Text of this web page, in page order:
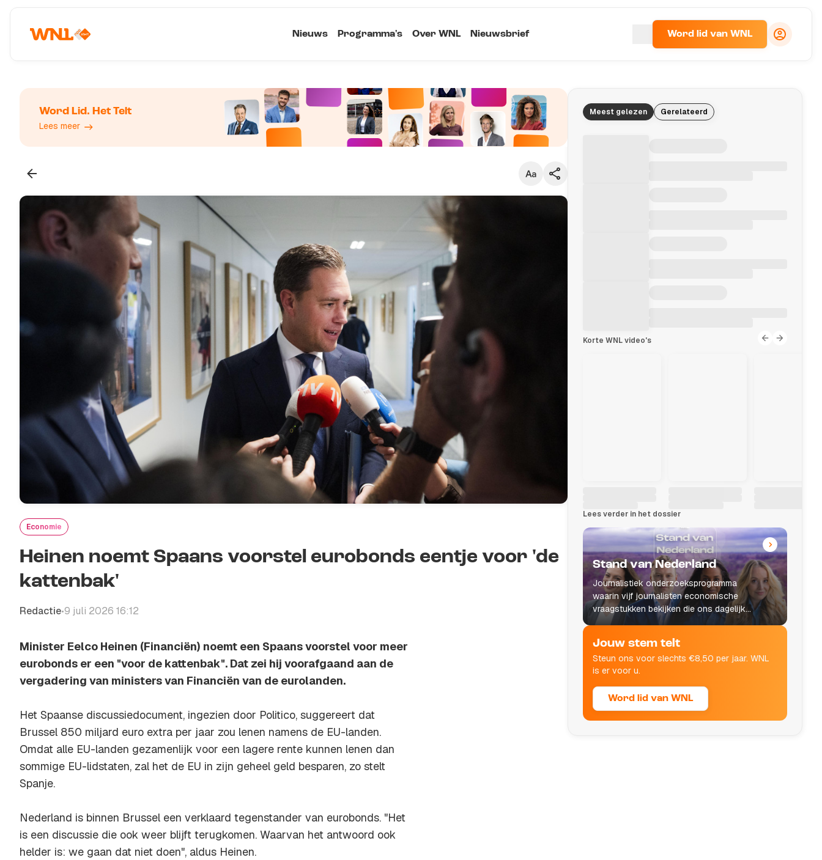
Nieuws Programma's Over WNL Nieuwsbrief Word lid van WNL
Word Lid. Het Telt
Lees meer
Economie
Heinen noemt Spaans voorstel eurobonds eentje voor 'de
kattenbak'
Redactie•9 juli 2026 16:12
Minister Eelco Heinen (Financiën) noemt een Spaans voorstel voor meer
eurobonds er een "voor de kattenbak". Dat zei hij voorafgaand aan de
vergadering van ministers van Financiën van de eurolanden.
Het Spaanse discussiedocument, ingezien door Politico, suggereert dat
Brussel 850 miljard euro extra per jaar zou lenen namens de EU-landen.
Omdat alle EU-landen gezamenlijk voor een lagere rente kunnen lenen dan
sommige EU-lidstaten, zal het de EU in zijn geheel geld besparen, zo stelt
Spanje.
Nederland is binnen Brussel een verklaard tegenstander van eurobonds. "Het
is een discussie die ook weer blijft terugkomen. Waarvan het antwoord ook
helder is: we gaan dat niet doen", aldus Heinen.
Meest gelezen Gerelateerd
Korte WNL video's
Lees verder in het dossier
Stand van Nederland
Journalistiek onderzoeksprogramma
waarin vijf journalisten economische
vraagstukken bekijken die ons dagelijks
leven raken.
Jouw stem telt
Steun ons voor slechts €8,50 per jaar. WNL
is er voor u.
Word lid van WNL